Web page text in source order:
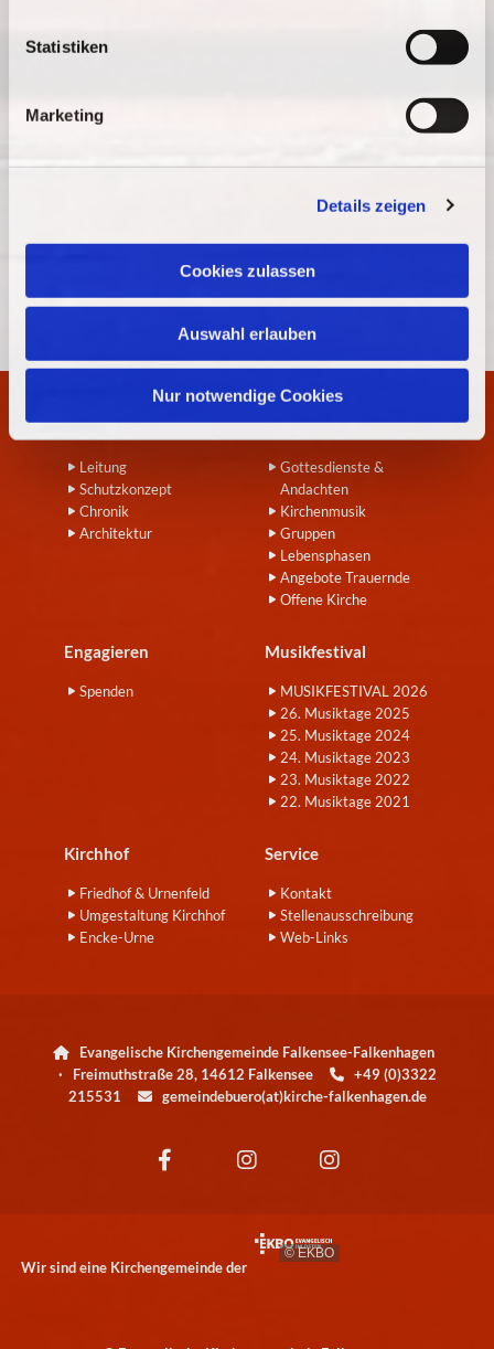
Statistiken
Marketing
Details zeigen
Cookies zulassen
Auswahl erlauben
Nur notwendige Cookies
Wir
Leitung
Schutzkonzept
Chronik
Architektur
Angebote
Gottesdienste &
Andachten
Kirchenmusik
Gruppen
Lebensphasen
Angebote Trauernde
Offene Kirche
Engagieren
Spenden
Musikfestival
MUSIKFESTIVAL 2026
26. Musiktage 2025
25. Musiktage 2024
24. Musiktage 2023
23. Musiktage 2022
22. Musiktage 2021
Kirchhof
Friedhof & Urnenfeld
Umgestaltung Kirchhof
Encke-Urne
Service
Kontakt
Stellenausschreibung
Web-Links

Evangelische Kirchengemeinde Falkensee-Falkenhagen
· Freimuthstraße 28, 14612 Falkensee
+49 (0)3322
215531
gemeindebuero(at)kirche-falkenhagen.de
Wir sind eine Kirchengemeinde der
© EKBO